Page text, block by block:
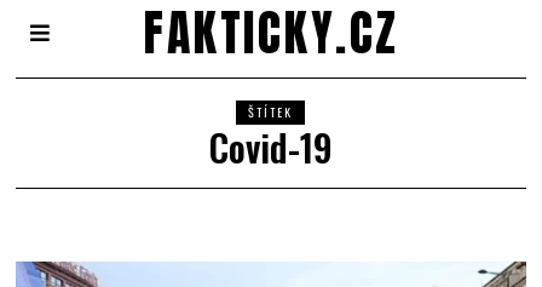
FAKTICKY.CZ
ŠTÍTEK
Covid-19